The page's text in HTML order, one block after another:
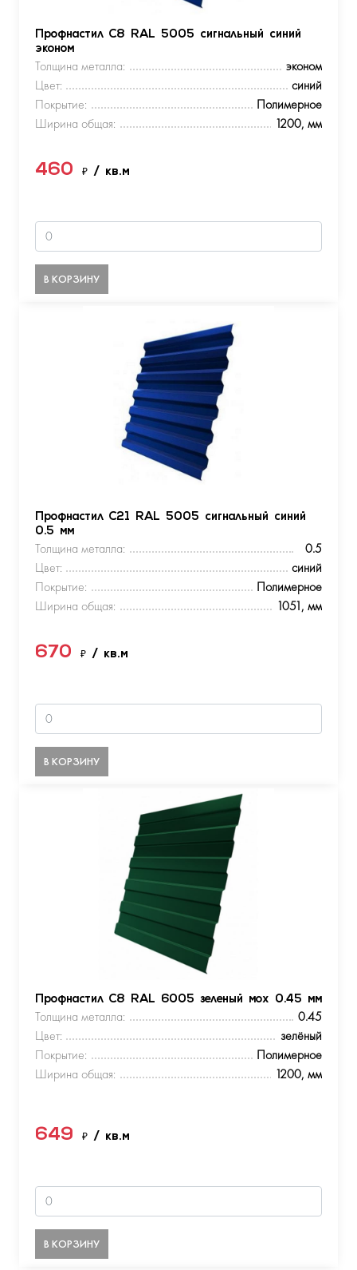
Профнастил С8 RAL 5005 сигнальный синий
эконом
Толщина металла:
эконом
Цвет:
синий
Покрытие:
Полимерное
Ширина общая:
1200, мм
460 ₽ / кв.м
В КОРЗИНУ
Профнастил С21 RAL 5005 сигнальный синий
0.5 мм
Толщина металла:
0.5
Цвет:
синий
Покрытие:
Полимерное
Ширина общая:
1051, мм
670 ₽ / кв.м
В КОРЗИНУ
Профнастил С8 RAL 6005 зеленый мох 0.45 мм
Толщина металла:
0.45
Цвет:
зелёный
Покрытие:
Полимерное
Ширина общая:
1200, мм
649 ₽ / кв.м
В КОРЗИНУ